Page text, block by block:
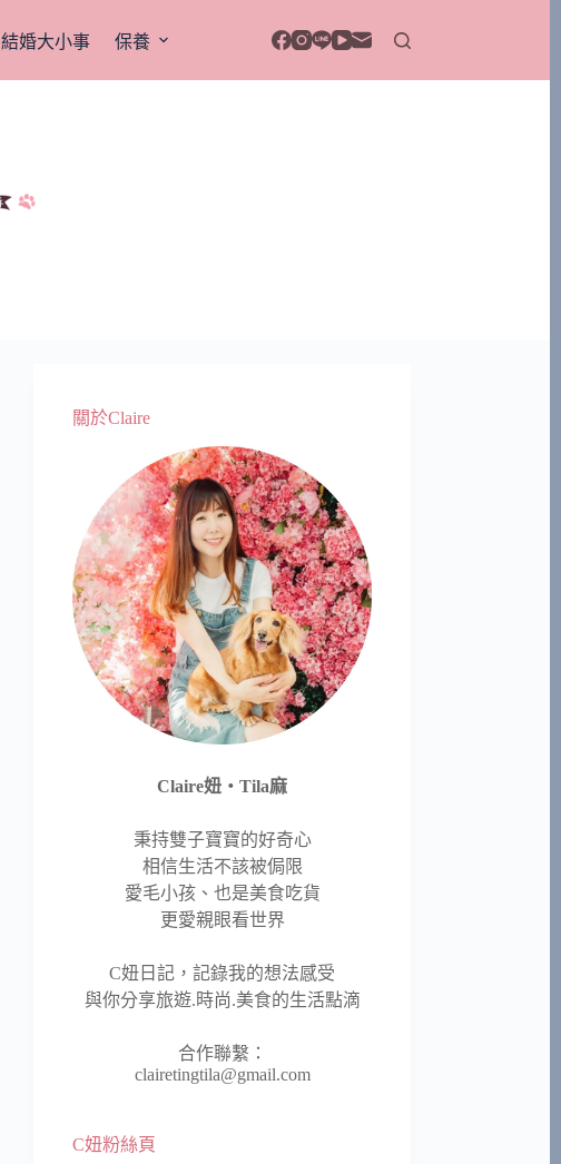
結婚大小事 保養
關於Claire
Claire妞‧Tila麻
秉持雙子寶寶的好奇心
相信生活不該被侷限
愛毛小孩、也是美食吃貨
更愛親眼看世界
C妞日記，記錄我的想法感受
與你分享旅遊.時尚.美食的生活點滴
合作聯繫：
clairetingtila@gmail.com
C妞粉絲頁